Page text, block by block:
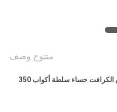
منتوج وصف
أنيقة الغذاء الصف صديقة للبيئة ورق الكرافت حساء سلطة أكواب 350